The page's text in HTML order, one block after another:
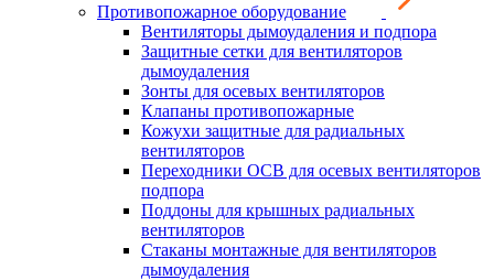
Противопожарное оборудование
Вентиляторы дымоудаления и подпора
Защитные сетки для вентиляторов
дымоудаления
Зонты для осевых вентиляторов
Клапаны противопожарные
Кожухи защитные для радиальных
вентиляторов
Переходники ОСВ для осевых вентиляторов
подпора
Поддоны для крышных радиальных
вентиляторов
Стаканы монтажные для вентиляторов
дымоудаления